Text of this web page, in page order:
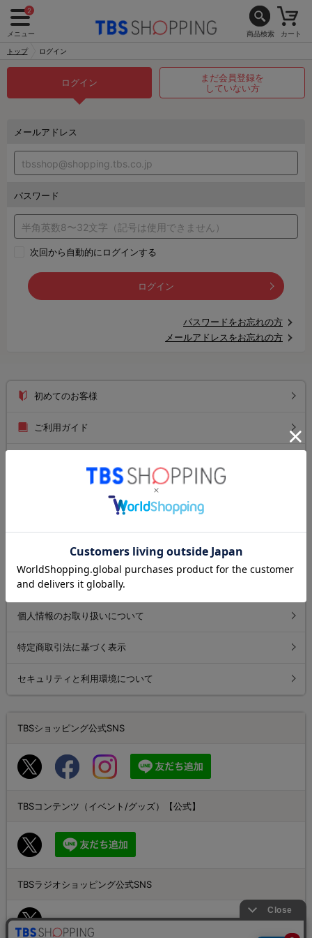
2
メニュー 商品検索 カート
トップ ログイン
ログイン
まだ会員登録を
していない方
メールアドレス
パスワード
次回から自動的にログインする
ログイン
パスワードをお忘れの方
メールアドレスをお忘れの方
初めてのお客様
ご利用ガイド
よくあるご質問
お問い合わせ
個人情報のお取り扱いについて
特定商取引法に基づく表示
セキュリティと利用環境について
TBSショッピング公式SNS
TBSコンテンツ（イベント/グッズ）【公式】
TBSラジオショッピング公式SNS